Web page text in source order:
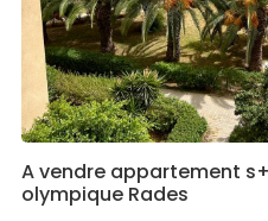
A vendre appartement
olympique Rades